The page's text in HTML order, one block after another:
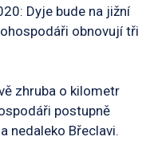
Dyje bude na jižní
obnovují tři
zhruba o kilometr
postupně
nedaleko Břeclavi.